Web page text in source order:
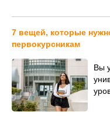
7 вещей, которые
первокурсникам
Вы